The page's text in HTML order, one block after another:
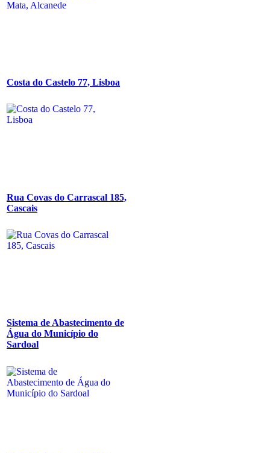
Costa do Castelo 77, Lisboa
Rua Covas do Carrascal 185,
Cascais
Sistema de Abastecimento de
Água do Município do
Sardoal